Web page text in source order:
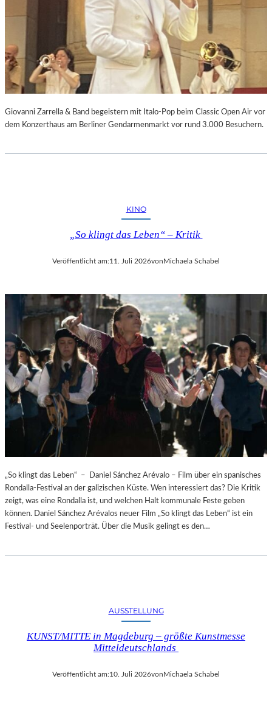
Giovanni Zarrella & Band begeistern mit Italo-Pop beim Classic Open Air vor
dem Konzerthaus am Berliner Gendarmenmarkt vor rund 3.000 Besuchern.
KINO
„So klingt das Leben“ – Kritik
Veröffentlicht am:11. Juli 2026vonMichaela Schabel
„So klingt das Leben“ – Daniel Sánchez Arévalo – Film über ein spanisches
Rondalla-Festival an der galizischen Küste. Wen interessiert das? Die Kritik
zeigt, was eine Rondalla ist, und welchen Halt kommunale Feste geben
können. Daniel Sánchez Arévalos neuer Film „So klingt das Leben“ ist ein
Festival- und Seelenporträt. Über die Musik gelingt es den…
AUSSTELLUNG
KUNST/MITTE in Magdeburg – größte Kunstmesse
Mitteldeutschlands
Veröffentlicht am:10. Juli 2026vonMichaela Schabel